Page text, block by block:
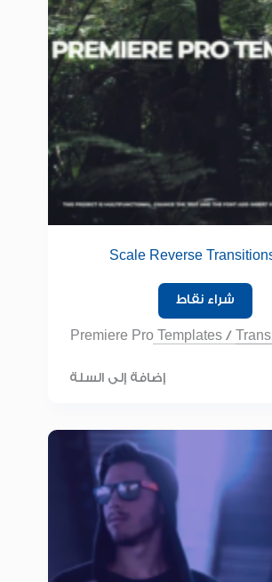
Scale Reverse
شراء نقاط
Premiere Pro Templates/
إضافة إلى السلة